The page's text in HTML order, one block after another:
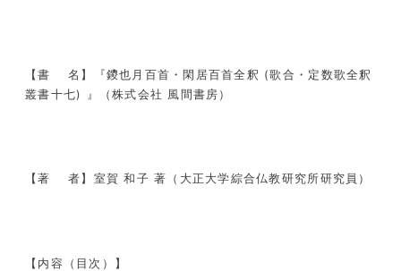
【書 名】『鑁也月百首・閑居百首全釈 (歌合・定数歌全釈
叢書十七) 』（株式会社 風間書房）
【著 者】室賀 和子 著（大正大学綜合仏教研究所研究員）
【内容（目次）】